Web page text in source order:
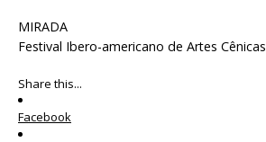
MIRADA
Festival Ibero-americano de Artes Cênicas
Share this...
Facebook